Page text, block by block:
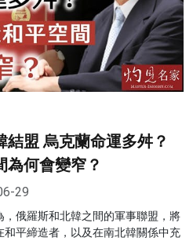
盟 烏克蘭命運多舛？
為何會變窄？
29
俄羅斯和北韓之間的軍事聯盟，將
平締造者，以及在南北韓關係中充